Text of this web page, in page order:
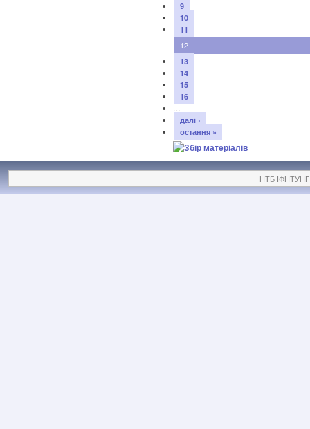
9
10
11
12
13
14
15
16
…
далі ›
остання »
НТБ ІФНТУНГ